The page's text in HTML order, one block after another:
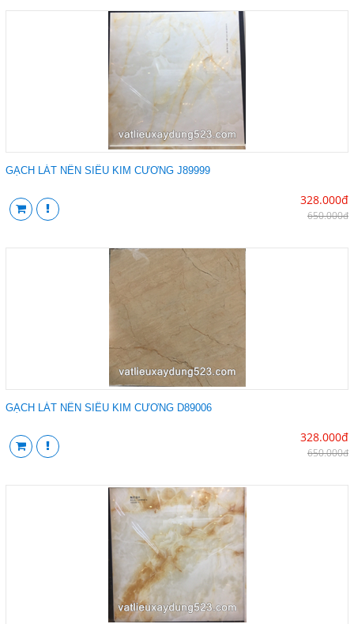
GẠCH LÁT NỀN SIÊU KIM CƯƠNG J89999
328.000đ
650.000đ
GẠCH LÁT NỀN SIÊU KIM CƯƠNG D89006
328.000đ
650.000đ